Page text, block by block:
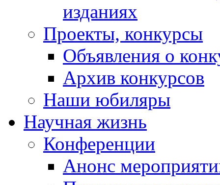
изданиях
Проекты, конкурсы
Объявления о
Архив конкурсов
Наши юбиляры
Научная жизнь
Конференции
Анонс